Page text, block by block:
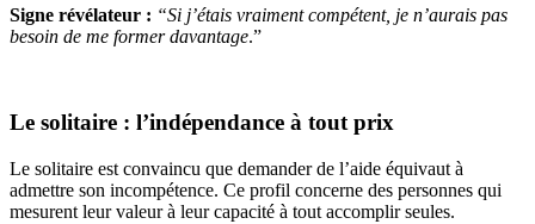
Signe révélateur : “Si j’étais vraiment compétent, je n’aurais pas
besoin de me former davantage.”
Le solitaire : l’indépendance à tout prix
Le solitaire est convaincu que demander de l’aide équivaut à
admettre son incompétence. Ce profil concerne des personnes qui
mesurent leur valeur à leur capacité à tout accomplir seules.